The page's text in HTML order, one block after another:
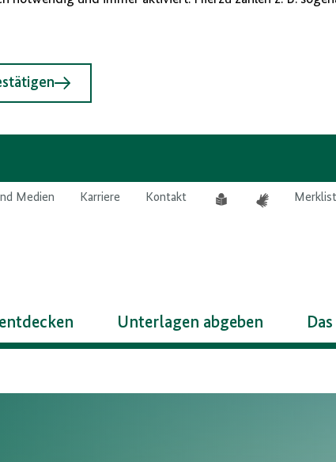
Medien Karriere Kontakt
Leichte
Unterlagen abgeben